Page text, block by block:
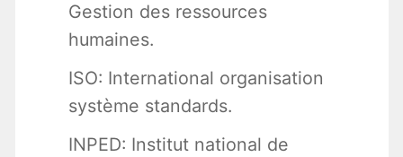
Gestion des ressources
humaines.
ISO: International organisation
système standards.
INPED: Institut national de